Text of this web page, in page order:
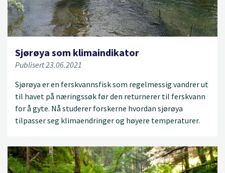
Sjørøya som klimaindikator
Publisert 23.06.2021
Sjørøya er en ferskvannsfisk som regelmessig vandrer ut
til havet på næringssøk før den returnerer til ferskvann
for å gyte. Nå studerer forskerne hvordan sjørøya
tilpasser seg klimaendringer og høyere temperaturer.